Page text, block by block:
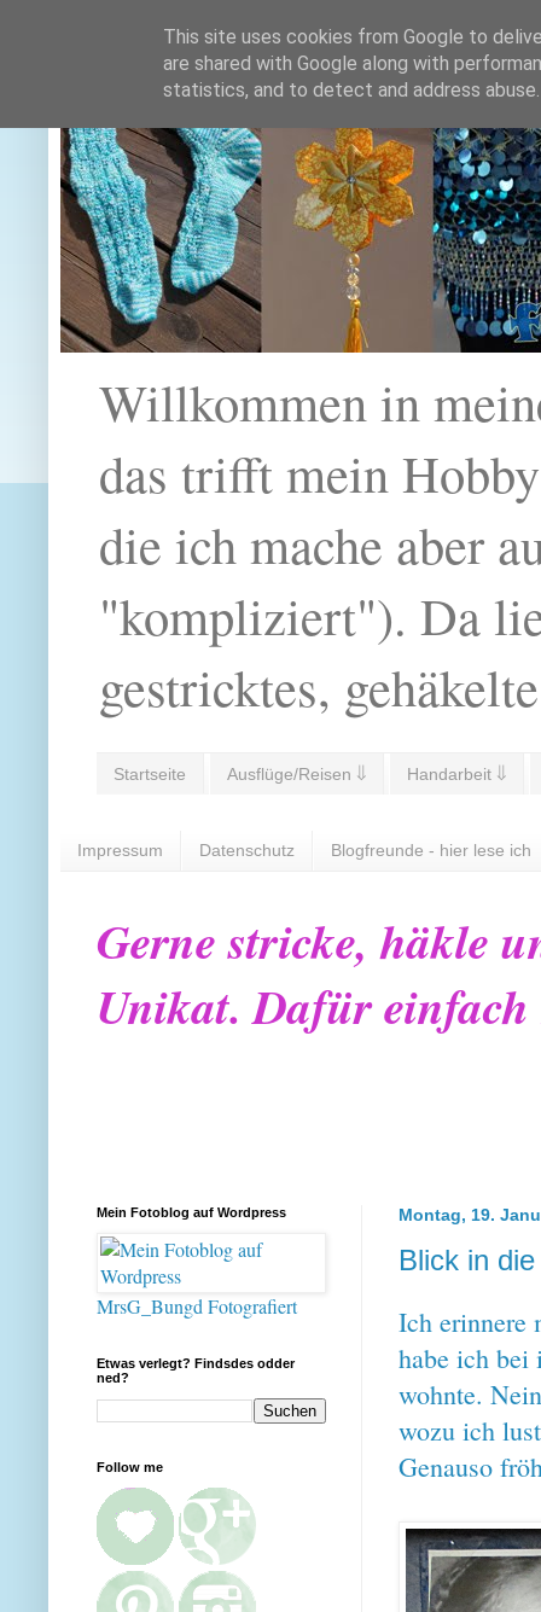
Willkommen in
das trifft mein
die ich mache aber
"kompliziert"). Da
gestricktes,
Startseite Ausflüge/Reisen ⇓ Handarbeit ⇓
Impressum Datenschutz Blogfreunde - hier lese ich
Gerne stricke, häkle
Unikat. Dafür
Montag, 19.
Blick in
Ich erinnere
habe ich bei
wohnte.
wozu ich
Genauso
Mein Fotoblog auf Wordpress
MrsG_Bungd Fotografiert
Etwas verlegt? Findsdes odder
ned?
Follow me
This site uses cookies from Google to
are shared with Google along with
statistics, and to detect and address abuse.